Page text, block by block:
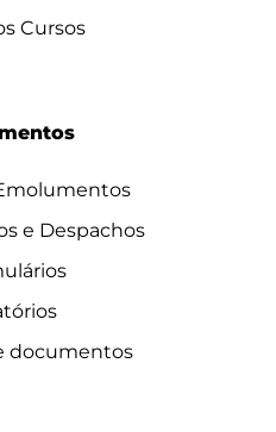
Cursos
e Despachos
documentos